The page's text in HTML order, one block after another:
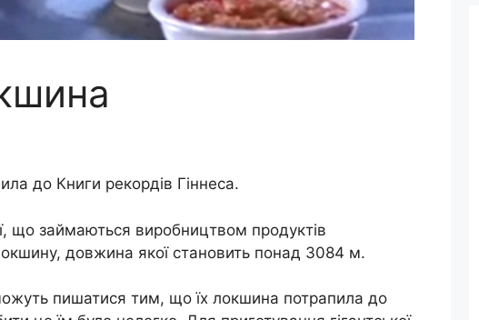
до Книги рекордів Гіннеса.
що займаються виробництвом продуктів
довжина якої становить понад 3084 м.
пишатися тим, що їх локшина потрапила до